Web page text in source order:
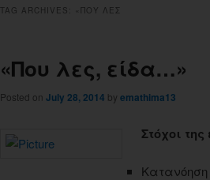
TAG ARCHIVES: «ΠΟΥ ΛΕΣ
«Που λες, είδα…»
Posted on July 28, 2014 by emathima13
Στόχοι της